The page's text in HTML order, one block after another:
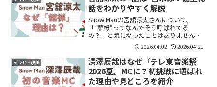
DAYS』...
話をわかりやすく解説
Snow Manの宮舘涼太さんについて、
「“舘様”ってなんでそう呼ばれてる
の？」と気になったことはありません
か？最近ファンになった方ほど、気にな
るポイントですよね。結論から言う
と、“舘様”という呼び方はファンとのや
り取りをきっかけに生まれ、...
2026.04.02 2026.04.21
テレビ・映画
深澤辰哉はなぜ『テレ東音楽祭
2026夏』MCに？初挑戦に選ばれ
た理由や見どころを紹介